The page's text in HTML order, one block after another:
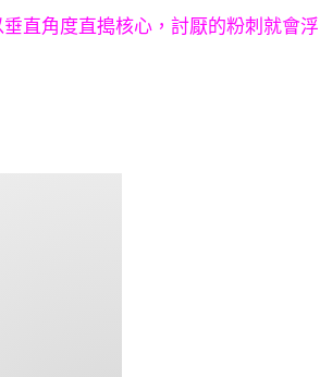
直角度直搗核心，討厭的粉刺就會浮